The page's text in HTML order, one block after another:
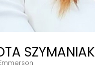
SZYMANIAK